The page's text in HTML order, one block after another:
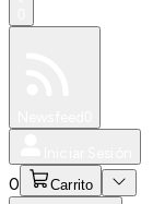
0 Carrito